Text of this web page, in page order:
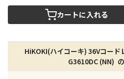
宅配や店舗受取を選択でき
店舗のみで受取できる商
できません）
※同時購入の商品は、全て
す
カートに入れる
HiKOKI(ハイコーキ) 36Vコー
G3610DC (NN)